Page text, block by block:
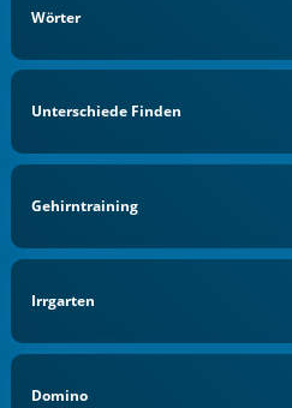
Wörter
Unterschiede Finden
Gehirntraining
Irrgarten
Domino